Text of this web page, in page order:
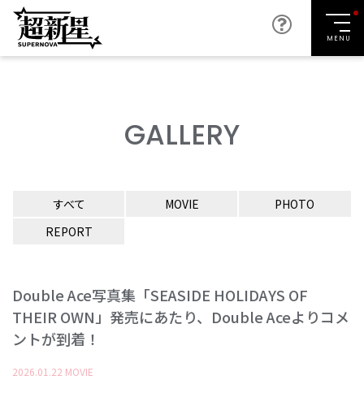
MENU
GALLERY
すべて MOVIE
PHOTO
REPORT
Double Ace写真集「SEASIDE HOLIDAYS OF
THEIR OWN」発売にあたり、Double Aceよりコメ
ントが到着！
2026.01 .22 MOVIE